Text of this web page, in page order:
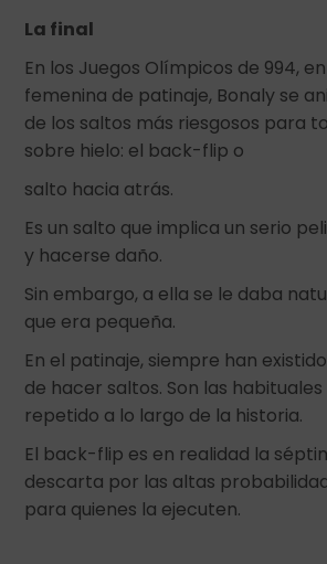
La final
En los Juegos Olímpicos de 994,
femenina de patinaje, Bonaly se
de los saltos más riesgosos para
sobre hielo: el back-flip o
salto hacia atrás.
Es un salto que implica un serio
y hacerse daño.
Sin embargo, a ella se le daba
que era pequeña.
En el patinaje, siempre han
de hacer saltos. Son las habituales
repetido a lo largo de la historia.
El back-flip es en realidad la
descarta por las altas
para quienes la ejecuten.